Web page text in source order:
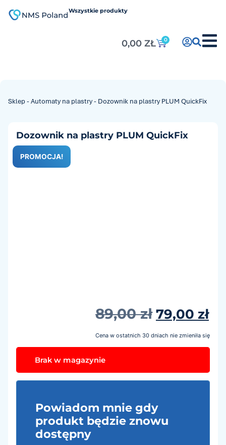
treści
Wszystkie produkty
0,00 ZŁ 0
Sklep- Automaty na plastry- Dozownik na plastry PLUM QuickFix
Dozownik na plastry PLUM QuickFix
PROMOCJA!
89,00zł 79,00 zł
Cena w ostatnich 30 dniach nie zmieniła się
Brak w magazynie
Powiadom mnie gdy
produkt będzie znowu
dostępny